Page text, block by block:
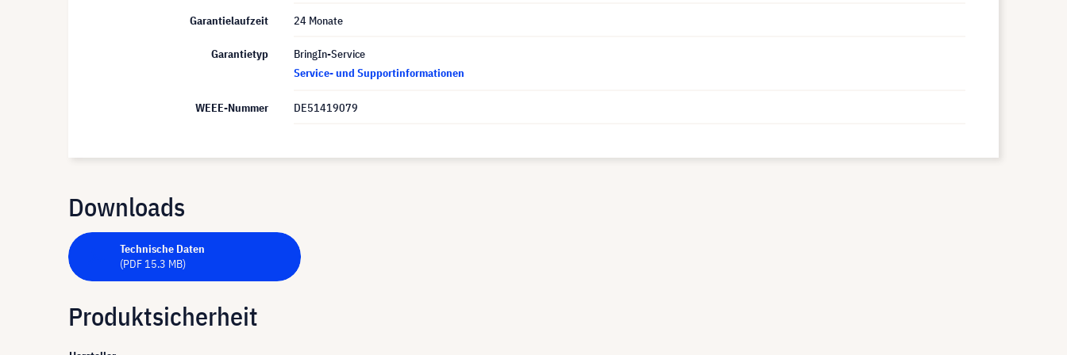
Garantielaufzeit 24 Monate
Garantietyp
BringIn-Service
Service- und Supportinformationen
WEEE-Nummer DE51419079
Downloads
Technische Daten
(PDF 15.3 MB)
Produktsicherheit